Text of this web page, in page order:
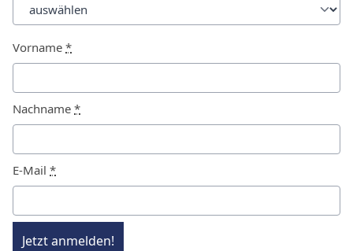
Vorname *
Nachname *
E-Mail *
Jetzt anmelden!